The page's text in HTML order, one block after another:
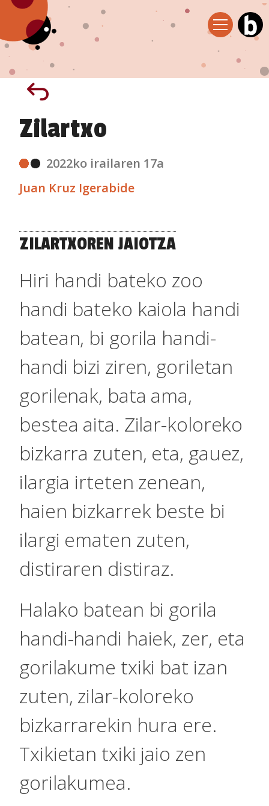
Zilartxo
2022ko irailaren 17a
Juan Kruz Igerabide
ZILARTXOREN JAIOTZA
Hiri handi bateko zoo
handi bateko kaiola handi
batean, bi gorila handi-
handi bizi ziren, goriletan
gorilenak, bata ama,
bestea aita. Zilar-koloreko
bizkarra zuten, eta, gauez,
ilargia irteten zenean,
haien bizkarrek beste bi
ilargi ematen zuten,
distiraren distiraz.
Halako batean bi gorila
handi-handi haiek, zer, eta
gorilakume txiki bat izan
zuten, zilar-koloreko
bizkarrarekin hura ere.
Txikietan txiki jaio zen
gorilakumea.